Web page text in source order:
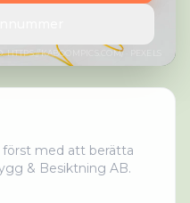
HTTPS://KABOOMPICS.COM/· PEXELS
med att berätta
& Besiktning AB.